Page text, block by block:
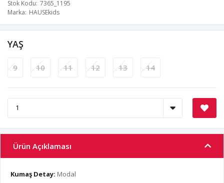
Stok Kodu 7365_1195
Marka HAUSEkids
YAŞ
9 10 11 12 13 14
Ürün Açıklaması
Kumaş Detay: Modal